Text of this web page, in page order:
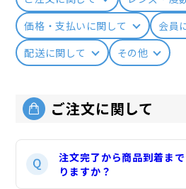
価格・支払いに関して
会員
配送に関して
その他
ご注文に関して
注文完了から商品到着ま
りますか？